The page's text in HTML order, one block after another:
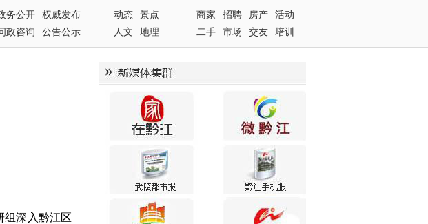
务公开
权威发布
政咨询
公告公示
动态
景点
人文
地理
商家 招聘 房产
活动
二手
市场 交友 培训
组深入黔江区